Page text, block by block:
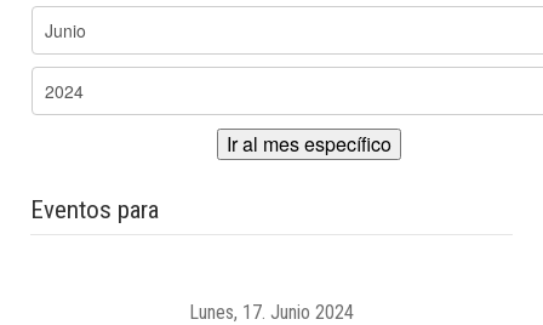
Ir al mes específico
Eventos para
Lunes, 17. Junio 2024